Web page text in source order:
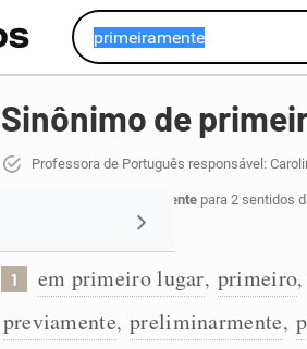
Sinônimo de
Professora de Português responsável:
30 sinônimos de primeiramentepara 2 sentidos
1 em primeiro lugar, primeiro
previamente, preliminarmente,